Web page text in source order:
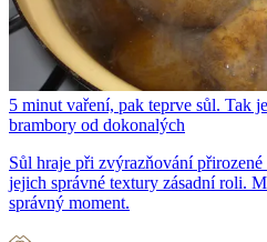
5 minut vaření, pak teprve sůl. Tak
brambory od dokonalých
Sůl hraje při zvýrazňování
jejich správné textury zásadní roli.
správný moment.